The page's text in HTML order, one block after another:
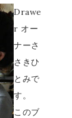
Drawe
r オー
ナーさ
さきひ
とみで
す。
このブ